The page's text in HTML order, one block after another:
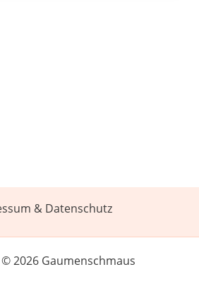
& Datenschutz
2026 Gaumenschmaus